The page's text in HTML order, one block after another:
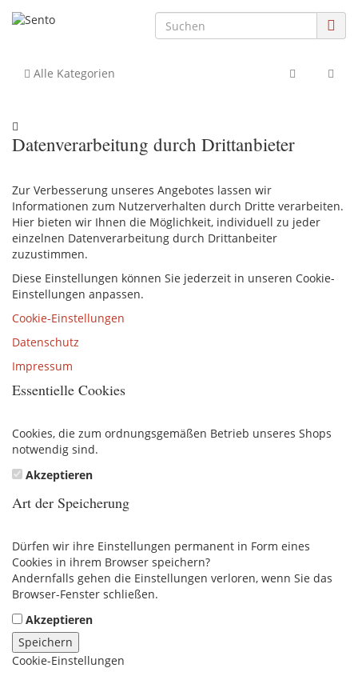
Alle Kategorien
Datenverarbeitung durch Drittanbieter
Zur Verbesserung unseres Angebotes lassen wir
Informationen zum Nutzerverhalten durch Dritte verarbeiten.
Hier bieten wir Ihnen die Möglichkeit, individuell zu jeder
einzelnen Datenverarbeitung durch Drittanbeiter
zuzustimmen.
Diese Einstellungen können Sie jederzeit in unseren Cookie-
Einstellungen anpassen.
Cookie-Einstellungen
Datenschutz
Impressum
Essentielle Cookies
Cookies, die zum ordnungsgemäßen Betrieb unseres Shops
notwendig sind.
Akzeptieren
Art der Speicherung
Dürfen wir ihre Einstellungen permanent in Form eines
Cookies in ihrem Browser speichern?
Andernfalls gehen die Einstellungen verloren, wenn Sie das
Browser-Fenster schließen.
Akzeptieren
Speichern
Cookie-Einstellungen